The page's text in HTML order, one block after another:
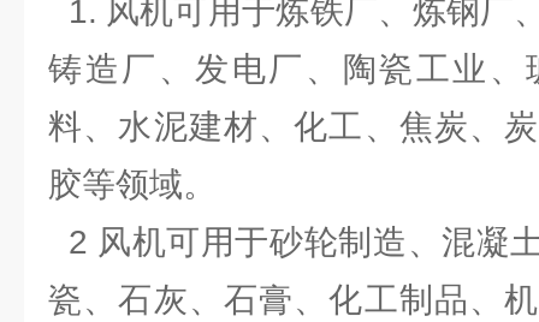
1. 风机可用于炼铁厂、炼钢厂
铸造厂、发电厂、陶瓷工业、
料、水泥建材、化工、焦炭、
胶等领域。
2 风机可用于砂轮制造、混凝
瓷、石灰、石膏、化工制品、